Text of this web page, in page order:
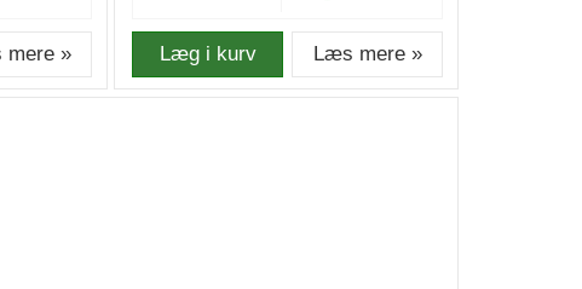
» Læg i kurv Læs mere »